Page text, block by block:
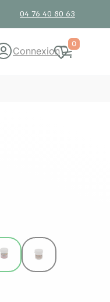
04 76 40 80 63
Connexion
0